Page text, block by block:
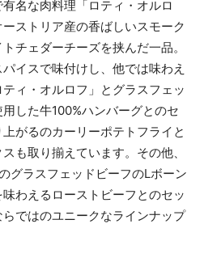
名な肉料理「ロティ・オルロ
ストリア産の香ばしいスモーク
チェダーチーズを挟んだ一品。
イスで味付けし、他では味わえ
ィ・オルロフ」とグラスフェッ
した牛100%ハンバーグとのセ
がるのカーリーポテトフライと
も取り揃えています。その他、
グラスフェッドビーフのLボーン
わえるローストビーフとのセッ
ではのユニークなラインナップ